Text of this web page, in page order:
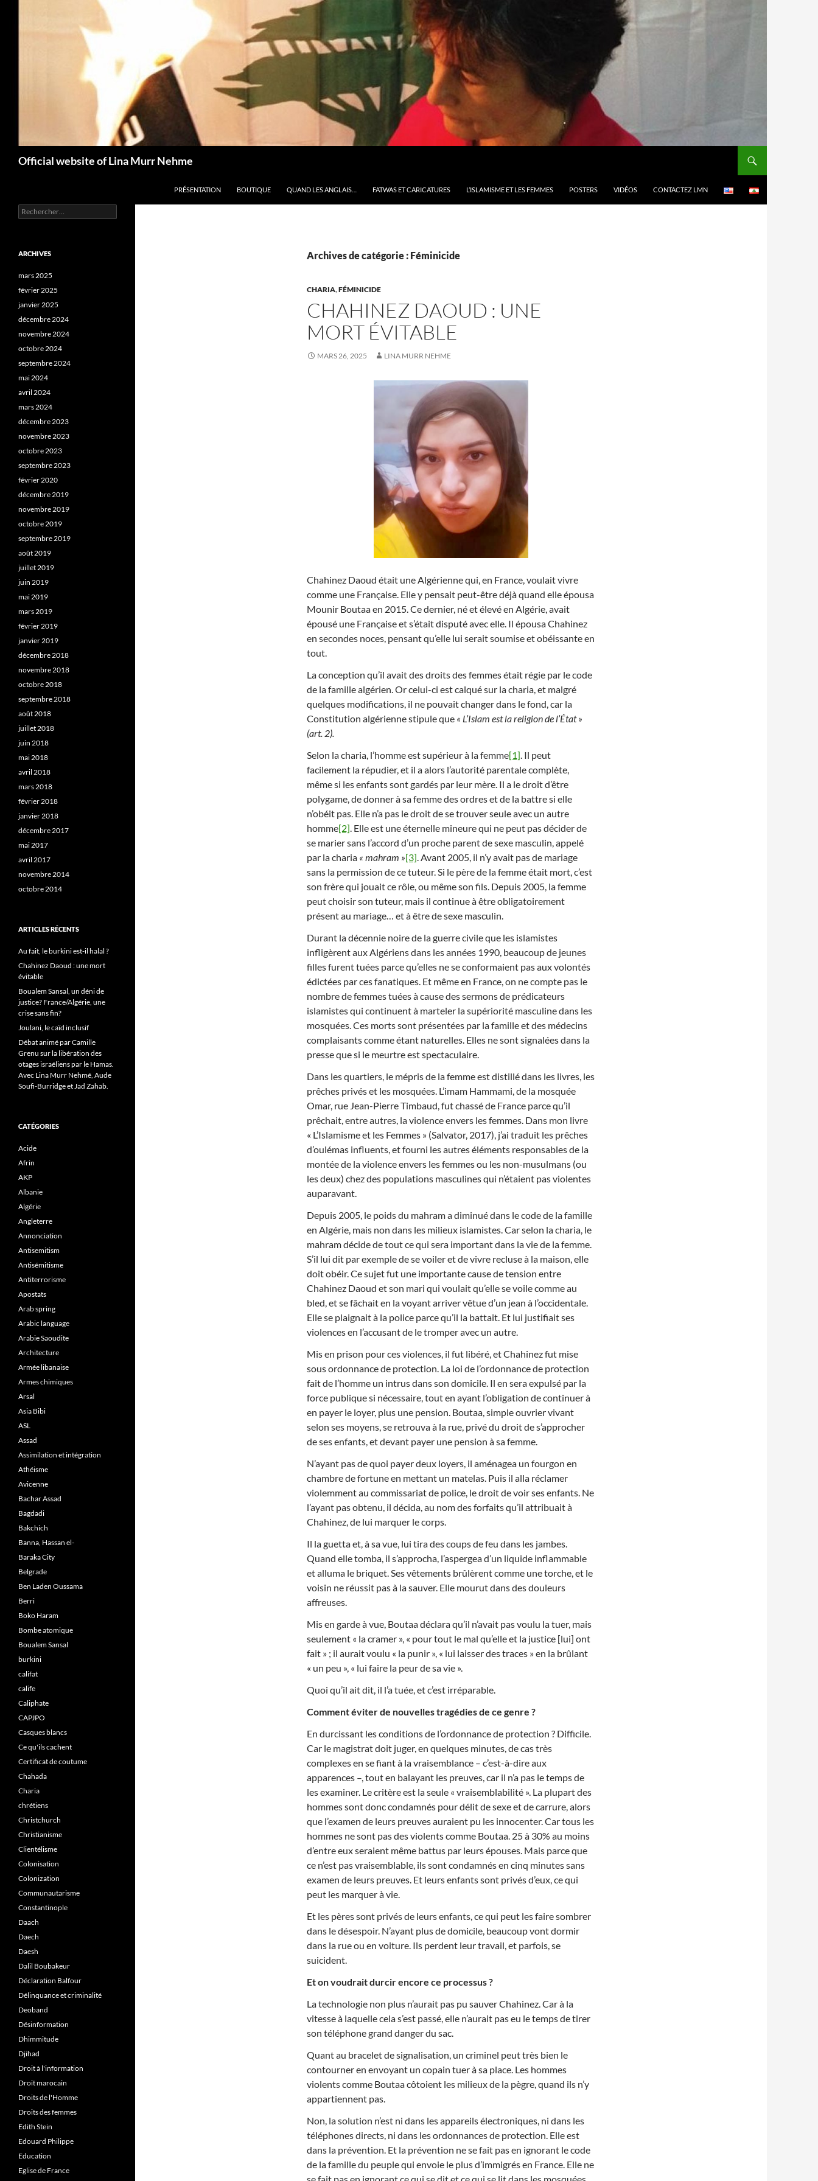
Official website of Lina Murr Nehme
PRÉSENTATION BOUTIQUE QUAND LES ANGLAIS… FATWAS ET CARICATURES L’ISLAMISME ET LES FEMMES POSTERS VIDÉOS CONTACTEZ LMN
Archives de catégorie : Féminicide
CHARIA,FÉMINICIDE
CHAHINEZ DAOUD : UNE
MORT ÉVITABLE
MARS 26, 2025 LINA MURR NEHME
Chahinez Daoud était une Algérienne qui, en France, voulait vivre
comme une Française. Elle y pensait peut-être déjà quand elle épousa
Mounir Boutaa en 2015. Ce dernier, né et élevé en Algérie, avait
épousé une Française et s’était disputé avec elle. Il épousa Chahinez
en secondes noces, pensant qu’elle lui serait soumise et obéissante en
tout.
La conception qu’il avait des droits des femmes était régie par le code
de la famille algérien. Or celui-ci est calqué sur la charia, et malgré
quelques modifications, il ne pouvait changer dans le fond, car la
Constitution algérienne stipule que « L’Islam est la religion de l’État »
(art. 2).
Selon la charia, l’homme est supérieur à la femme[1]. Il peut
facilement la répudier, et il a alors l’autorité parentale complète,
même si les enfants sont gardés par leur mère. Il a le droit d’être
polygame, de donner à sa femme des ordres et de la battre si elle
n’obéit pas. Elle n’a pas le droit de se trouver seule avec un autre
homme[2]. Elle est une éternelle mineure qui ne peut pas décider de
se marier sans l’accord d’un proche parent de sexe masculin, appelé
par la charia « mahram »[3]. Avant 2005, il n’y avait pas de mariage
sans la permission de ce tuteur. Si le père de la femme était mort, c’est
son frère qui jouait ce rôle, ou même son fils. Depuis 2005, la femme
peut choisir son tuteur, mais il continue à être obligatoirement
présent au mariage… et à être de sexe masculin.
Durant la décennie noire de la guerre civile que les islamistes
infligèrent aux Algériens dans les années 1990, beaucoup de jeunes
filles furent tuées parce qu’elles ne se conformaient pas aux volontés
édictées par ces fanatiques. Et même en France, on ne compte pas le
nombre de femmes tuées à cause des sermons de prédicateurs
islamistes qui continuent à marteler la supériorité masculine dans les
mosquées. Ces morts sont présentées par la famille et des médecins
complaisants comme étant naturelles. Elles ne sont signalées dans la
presse que si le meurtre est spectaculaire.
Dans les quartiers, le mépris de la femme est distillé dans les livres, les
prêches privés et les mosquées. L’imam Hammami, de la mosquée
Omar, rue Jean-Pierre Timbaud, fut chassé de France parce qu’il
prêchait, entre autres, la violence envers les femmes. Dans mon livre
« L’Islamisme et les Femmes » (Salvator, 2017), j’ai traduit les prêches
d’oulémas influents, et fourni les autres éléments responsables de la
montée de la violence envers les femmes ou les non-musulmans (ou
les deux) chez des populations masculines qui n’étaient pas violentes
auparavant.
Depuis 2005, le poids du mahram a diminué dans le code de la famille
en Algérie, mais non dans les milieux islamistes. Car selon la charia, le
mahram décide de tout ce qui sera important dans la vie de la femme.
S’il lui dit par exemple de se voiler et de vivre recluse à la maison, elle
doit obéir. Ce sujet fut une importante cause de tension entre
Chahinez Daoud et son mari qui voulait qu’elle se voile comme au
bled, et se fâchait en la voyant arriver vêtue d’un jean à l’occidentale.
Elle se plaignait à la police parce qu’il la battait. Et lui justifiait ses
violences en l’accusant de le tromper avec un autre.
Mis en prison pour ces violences, il fut libéré, et Chahinez fut mise
sous ordonnance de protection. La loi de l’ordonnance de protection
fait de l’homme un intrus dans son domicile. Il en sera expulsé par la
force publique si nécessaire, tout en ayant l’obligation de continuer à
en payer le loyer, plus une pension. Boutaa, simple ouvrier vivant
selon ses moyens, se retrouva à la rue, privé du droit de s’approcher
de ses enfants, et devant payer une pension à sa femme.
N’ayant pas de quoi payer deux loyers, il aménagea un fourgon en
chambre de fortune en mettant un matelas. Puis il alla réclamer
violemment au commissariat de police, le droit de voir ses enfants. Ne
l’ayant pas obtenu, il décida, au nom des forfaits qu’il attribuait à
Chahinez, de lui marquer le corps.
Il la guetta et, à sa vue, lui tira des coups de feu dans les jambes.
Quand elle tomba, il s’approcha, l’aspergea d’un liquide inflammable
et alluma le briquet. Ses vêtements brûlèrent comme une torche, et le
voisin ne réussit pas à la sauver. Elle mourut dans des douleurs
affreuses.
Mis en garde à vue, Boutaa déclara qu’il n’avait pas voulu la tuer, mais
seulement « la cramer », « pour tout le mal qu’elle et la justice [lui] ont
fait » ; il aurait voulu « la punir », « lui laisser des traces » en la brûlant
« un peu », « lui faire la peur de sa vie ».
Quoi qu’il ait dit, il l’a tuée, et c’est irréparable.
Comment éviter de nouvelles tragédies de ce genre ?
En durcissant les conditions de l’ordonnance de protection ? Difficile.
Car le magistrat doit juger, en quelques minutes, de cas très
complexes en se fiant à la vraisemblance – c’est-à-dire aux
apparences –, tout en balayant les preuves, car il n’a pas le temps de
les examiner. Le critère est la seule « vraisemblabilité ». La plupart des
hommes sont donc condamnés pour délit de sexe et de carrure, alors
que l’examen de leurs preuves auraient pu les innocenter. Car tous les
hommes ne sont pas des violents comme Boutaa. 25 à 30% au moins
d’entre eux seraient même battus par leurs épouses. Mais parce que
ce n’est pas vraisemblable, ils sont condamnés en cinq minutes sans
examen de leurs preuves. Et leurs enfants sont privés d’eux, ce qui
peut les marquer à vie.
Et les pères sont privés de leurs enfants, ce qui peut les faire sombrer
dans le désespoir. N’ayant plus de domicile, beaucoup vont dormir
dans la rue ou en voiture. Ils perdent leur travail, et parfois, se
suicident.
Et on voudrait durcir encore ce processus ?
La technologie non plus n’aurait pas pu sauver Chahinez. Car à la
vitesse à laquelle cela s’est passé, elle n’aurait pas eu le temps de tirer
son téléphone grand danger du sac.
Quant au bracelet de signalisation, un criminel peut très bien le
contourner en envoyant un copain tuer à sa place. Les hommes
violents comme Boutaa côtoient les milieux de la pègre, quand ils n’y
appartiennent pas.
Non, la solution n’est ni dans les appareils électroniques, ni dans les
téléphones directs, ni dans les ordonnances de protection. Elle est
dans la prévention. Et la prévention ne se fait pas en ignorant le code
de la famille du peuple qui envoie le plus d’immigrés en France. Elle ne
Rechercher :
ARCHIVES
mars 2025
février 2025
janvier 2025
décembre 2024
novembre 2024
octobre 2024
septembre 2024
mai 2024
avril 2024
mars 2024
décembre 2023
novembre 2023
octobre 2023
septembre 2023
février 2020
décembre 2019
novembre 2019
octobre 2019
septembre 2019
août 2019
juillet 2019
juin 2019
mai 2019
mars 2019
février 2019
janvier 2019
décembre 2018
novembre 2018
octobre 2018
septembre 2018
août 2018
juillet 2018
juin 2018
mai 2018
avril 2018
mars 2018
février 2018
janvier 2018
décembre 2017
mai 2017
avril 2017
novembre 2014
octobre 2014
ARTICLES RÉCENTS
Au fait, le burkini est-il halal ?
Chahinez Daoud : une mort
évitable
Boualem Sansal, un déni de
justice? France/Algérie, une
crise sans fin?
Joulani, le caïd inclusif
Débat animé par Camille
Grenu sur la libération des
otages israéliens par le Hamas.
Avec Lina Murr Nehmé, Aude
Soufi-Burridge et Jad Zahab.
CATÉGORIES
Acide
Afrin
AKP
Albanie
Algérie
Angleterre
Annonciation
Antisemitism
Antisémitisme
Antiterrorisme
Apostats
Arab spring
Arabic language
Arabie Saoudite
Architecture
Armée libanaise
Armes chimiques
Arsal
Asia Bibi
ASL
Assad
Assimilation et intégration
Athéisme
Avicenne
Bachar Assad
Bagdadi
Bakchich
Banna, Hassan el-
Baraka City
Belgrade
Ben Laden Oussama
Berri
Boko Haram
Bombe atomique
Boualem Sansal
burkini
califat
calife
Caliphate
CAPJPO
Casques blancs
Ce qu'ils cachent
Certificat de coutume
Chahada
Charia
chrétiens
Christchurch
Christianisme
Clientélisme
Colonisation
Colonization
Communautarisme
Constantinople
Daach
Daech
Daesh
Dalil Boubakeur
Déclaration Balfour
Délinquance et criminalité
Deoband
Désinformation
Dhimmitude
Djihad
Droit à l'information
Droit marocain
Droits de l'Homme
Droits des femmes
Edith Stein
Edouard Philippe
Education
Eglise de France